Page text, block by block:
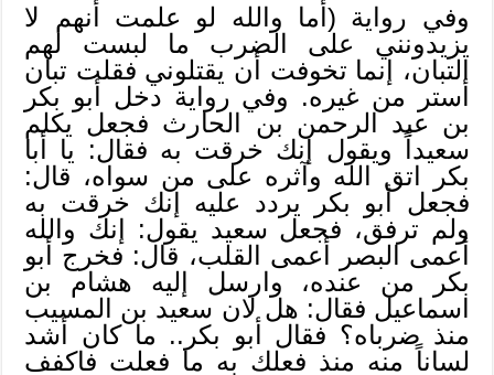
وفي رواية (أما والله لو علمت أنهم لا
يزيدونني على الضرب ما لبست لهم
التبان، إنما تخوفت أن يقتلوني فقلت تبان
أستر من غيره. وفي رواية دخل أبو بكر
بن عبد الرحمن بن الحارث فجعل يكلم
سعيداً ويقول إنك خرقت به فقال: يا أبا
بكر اتق الله وآثره على من سواه، قال:
فجعل أبو بكر يردد عليه إنك خرقت به
ولم ترفق، فجعل سعيد يقول: إنك والله
أعمى البصر أعمى القلب، قال: فخرج أبو
بكر من عنده، وارسل إليه هشام بن
اسماعيل فقال: هل لان سعيد بن المسيب
منذ ضرباه؟ فقال أبو بكر.. ما كان أشد
لساناً منه منذ فعلك به ما فعلت فاكفف